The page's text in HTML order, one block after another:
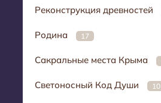
Реконструкция древностей
Родина 17
Сакральные места Крыма
Светоносный Код Души 10